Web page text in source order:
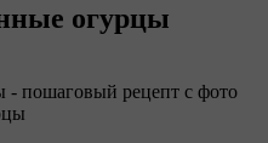
огурцы
пошаговый рецепт с фото